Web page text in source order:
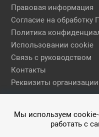
Правовая информация
Согласие на обработку
Политика
Использовании cookie
Связь с руководством
Контакты
Реквизиты организации
Правовая информация
© 2026 АН ЕГСН
Мы используем
работать с